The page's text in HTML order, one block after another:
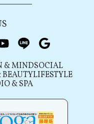
youtubeline
& MINDSOCIAL
LIFESTYLE
& SPA